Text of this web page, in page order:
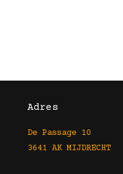
Adres
De Passage 10
3641 AK MIJDRECHT